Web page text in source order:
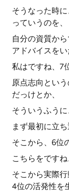
そうなった時
っていうのを、
自分の資質か
アドバイスをい
私はですね、7
原点志向とい
だっけとか、
そういうふう
まず最初に立
そこから、6位
こちらをです
そこから実際
4位の活発性を